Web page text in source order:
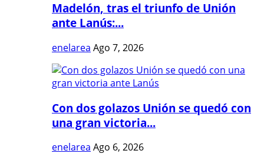
Madelón, tras el triunfo de Unión
ante Lanús:...
enelarea Ago 7, 2026
Con dos golazos Unión se quedó con
una gran victoria...
enelarea Ago 6, 2026